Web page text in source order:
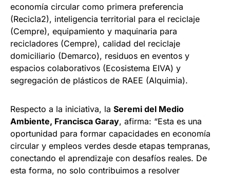
economía circular como primera preferencia
(Recicla2), inteligencia territorial para el reciclaje
(Cempre), equipamiento y maquinaria para
recicladores (Cempre), calidad del reciclaje
domiciliario (Demarco), residuos en eventos y
espacios colaborativos (Ecosistema EIVA) y
segregación de plásticos de RAEE (Alquimia).
Respecto a la iniciativa, la Seremi del Medio
Ambiente, Francisca Garay, afirma: “Esta es una
oportunidad para formar capacidades en economía
circular y empleos verdes desde etapas tempranas,
conectando el aprendizaje con desafíos reales. De
esta forma, no solo contribuimos a resolver